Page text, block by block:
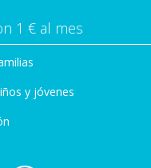
1 € al mes
y jóvenes